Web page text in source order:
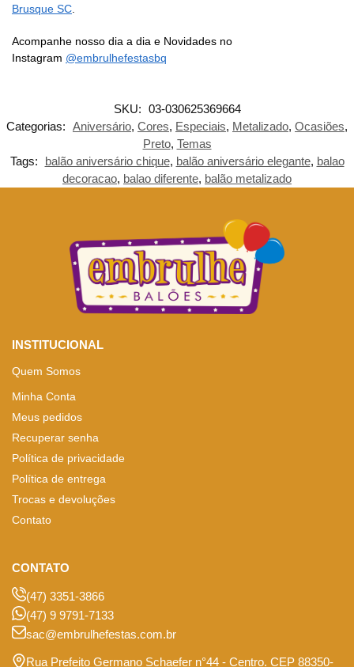
Brusque SC
Acompanhe nosso dia a dia e Novidades no
Instagram @embrulhefestasbq
SKU: 03-030625369664
Categorias: Aniversário, Cores, Especiais, Metalizado, Ocasiões,
Preto, Temas
Tags:
balão aniversário chique, balão aniversário elegante, balao
decoracao, balao diferente, balão metalizado
INSTITUCIONAL
Quem Somos
Minha Conta
Meus pedidos
Recuperar senha
Política de privacidade
Política de entrega
Trocas e devoluções
Contato
CONTATO
(47) 3351-3866
(47) 9 9791-7133
sac@embrulhefestas.com.br
Rua Prefeito Germano Schaefer n°44 - Centro. CEP 88350-